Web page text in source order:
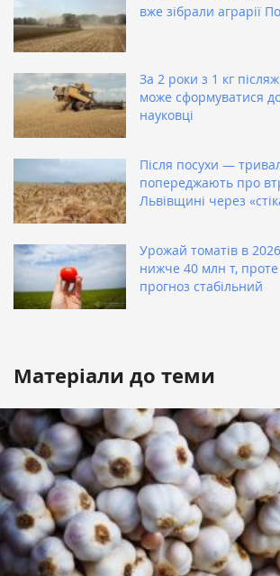
вже зібрали аграрії
За 2 роки з 1 кг
може сформуватися
науковці
Після посухи —
попереджають про
Львівщині через
Урожай томатів в
нижче 40 млн т, проте
прогноз стабільний
Матеріали до теми